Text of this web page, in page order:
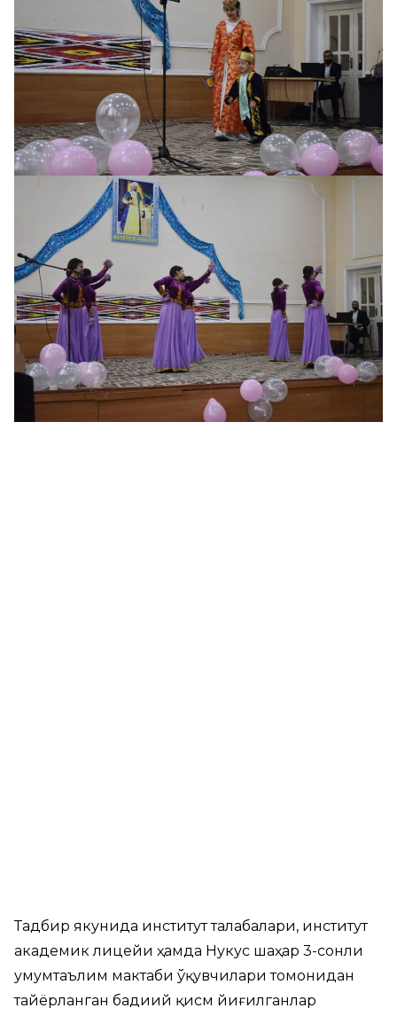
Тадбир якунида институт талабалари, институт
академик лицейи ҳамда Нукус шаҳар 3-сонли
умумтаълим мактаби ўқувчилари томонидан
тайёрланган бадиий қисм йиғилганлар